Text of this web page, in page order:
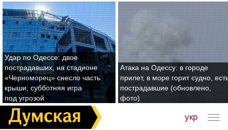
Удар по Одессе: двое
пострадавших, на стадионе
«Черноморец» снесло часть
крыши, субботняя игра
под угрозой
Атака на Одессу: в городе
прилет, в море горит судно,
пострадавшие (обновлено,
фото)
укр